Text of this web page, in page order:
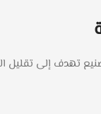
إلى تقليل